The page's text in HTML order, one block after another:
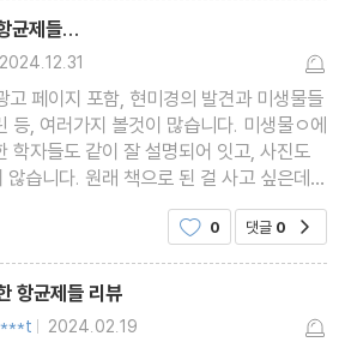
균제들...
2024.12.31
페이지 포함, 현미경의 발견과 미생물들
등, 여러가지 볼것이 많습니다. 미생물ㅇ에
학자들도 같이 잘 설명되어 잇고, 사진도
않습니다. 원래 책으로 된 걸 사고 싶은데,
을 거 같아, 전자책으로 구입해 보앗습니
도 유익하고, 재미
0 댓글 0
항균제들 리뷰
| 2024.02.19